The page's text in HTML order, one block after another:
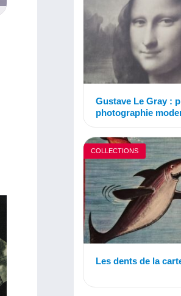
Gustave Le Gray :
photographie
COLLECTIONS
Les dents de la